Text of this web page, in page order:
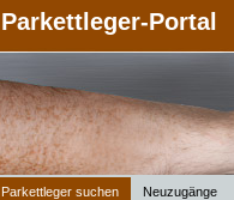
Parkettleger-Portal
Parkettleger suchen Neuzugänge